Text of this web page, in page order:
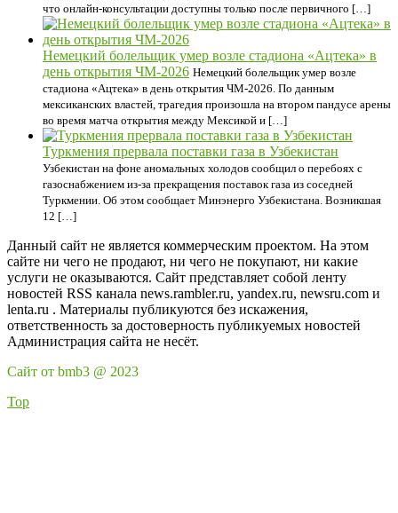
что онлайн-консультации доступны только после первичного […]
Немецкий болельщик умер возле стадиона «Ацтека» в
день открытия ЧМ-2026 Немецкий болельщик умер возле
стадиона «Ацтека» в день открытия ЧМ-2026. По данным
мексиканских властей, трагедия произошла на втором пандусе арены
во время матча открытия между Мексикой и […]
Туркмения прервала поставки газа в Узбекистан
Узбекистан на фоне аномальных холодов сообщил о перебоях с
газоснабжением из-за прекращения поставок газа из соседней
Туркмении. Об этом сообщает Минэнерго Узбекистана. Возникшая
12 […]
Данный сайт не является коммерческим проектом. На этом
сайте ни чего не продают, ни чего не покупают, ни какие
услуги не оказываются. Сайт представляет собой ленту
новостей RSS канала news.rambler.ru, yandex.ru, newsru.com и
lenta.ru . Материалы публикуются без искажения,
ответственность за достоверность публикуемых новостей
Администрация сайта не несёт.
Сайт от bmb3 @ 2023
Top